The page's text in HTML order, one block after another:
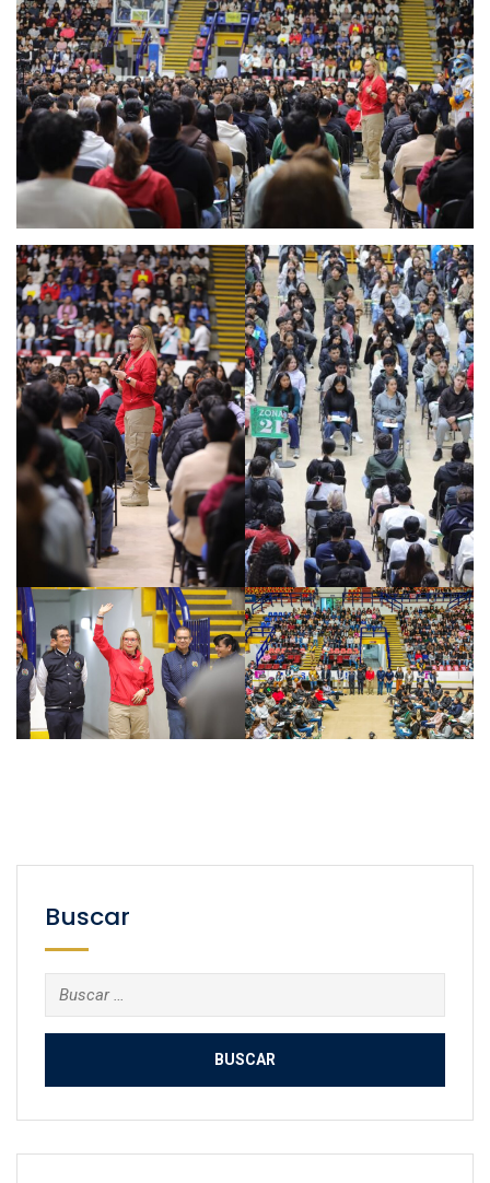
Buscar
Buscar: